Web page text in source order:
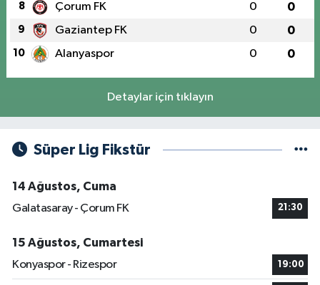
8 Çorum FK 0 0
9 Gaziantep FK 0 0
10 Alanyaspor 0 0
Detaylar için tıklayın
Süper Lig Fikstür
14 Ağustos, Cuma
Galatasaray - Çorum FK
21:30
15 Ağustos, Cumartesi
Konyaspor - Rizespor
19:00